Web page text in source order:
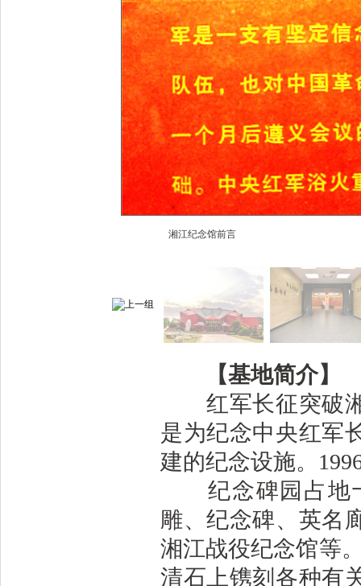
湘江纪念馆前言
【基地简介】
红军长征突破湘
是为纪念中央红军
建的纪念设施。
纪念碑园占地十
雕、纪念碑、英名
湘江战役纪念馆等
清石上镌刻各种有